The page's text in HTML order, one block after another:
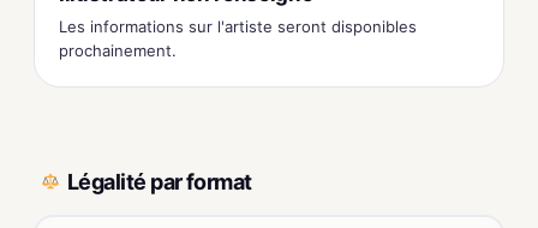
Les informations sur l'artiste seront disponibles
prochainement.
Légalité par format